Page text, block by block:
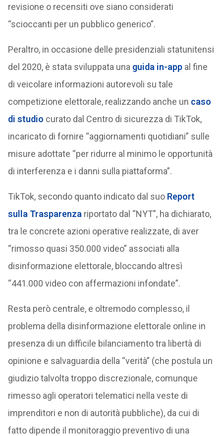
revisione o recensiti ove siano considerati
“scioccanti per un pubblico generico”.
Peraltro, in occasione delle presidenziali statunitensi
del 2020, è stata sviluppata una guida in-appal fine
di veicolare informazioni autorevoli su tale
competizione elettorale, realizzando anche un caso
di studio curato dal Centro di sicurezza di TikTok,
incaricato di fornire “aggiornamenti quotidiani” sulle
misure adottate “per ridurre al minimo le opportunità
di interferenza e i danni sulla piattaforma”.
TikTok, secondo quanto indicato dal suo Report
sulla Trasparenza riportato dal “NYT”, ha dichiarato,
tra le concrete azioni operative realizzate, di aver
“rimosso quasi 350.000 video” associati alla
disinformazione elettorale, bloccando altresì
“441.000 video con affermazioni infondate”.
Resta però centrale, e oltremodo complesso, il
problema della disinformazione elettorale online in
presenza di un difficile bilanciamento tra libertà di
opinione e salvaguardia della “verità” (che postula un
giudizio talvolta troppo discrezionale, comunque
rimesso agli operatori telematici nella veste di
imprenditori e non di autorità pubbliche), da cui di
fatto dipende il monitoraggio preventivo di una